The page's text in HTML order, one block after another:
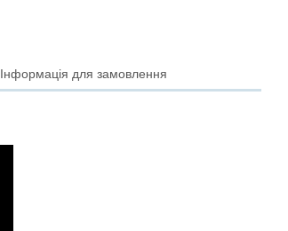
Інформація для замовлення